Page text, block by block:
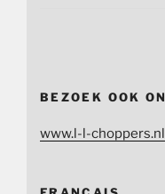
BEZOEK OOK
www.l-l-choppers.nl